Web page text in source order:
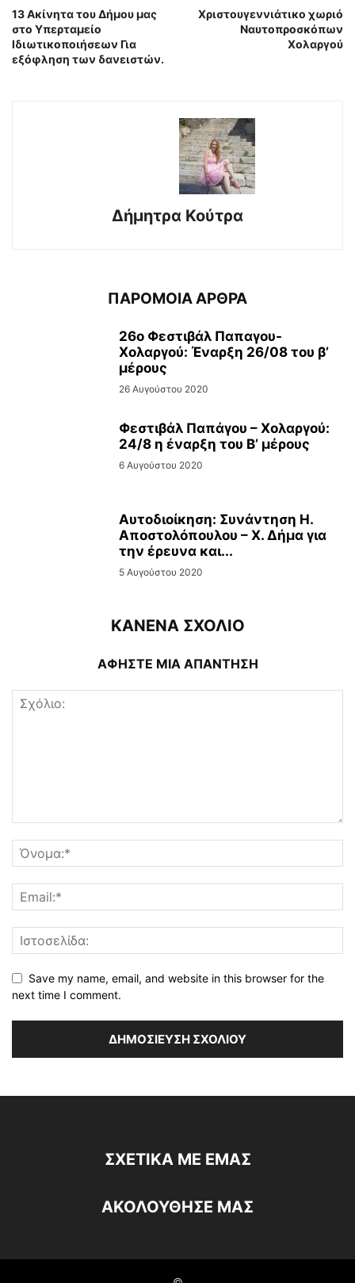
13 Ακίνητα του Δήμου μας
στο Υπερταμείο
Ιδιωτικοποιήσεων Για
εξόφληση των δανειστών.
Χριστουγεννιάτικο χωριό
Ναυτοπροσκόπων
Χολαργού
Δήμητρα Κούτρα
ΠΑΡΟΜΟΙΑ ΑΡΘΡΑ
26ο Φεστιβάλ Παπαγου-
Χολαργού: Έναρξη 26/08 του β’
μέρους
26 Αυγούστου 2020
Φεστιβάλ Παπάγου – Χολαργού:
24/8 η έναρξη του Β’ μέρους
6 Αυγούστου 2020
Αυτοδιοίκηση: Συνάντηση Η.
Αποστολόπουλου – Χ. Δήμα για
την έρευνα και...
5 Αυγούστου 2020
ΚΑΝΕΝΑ ΣΧΟΛΙΟ
ΑΦΗΣΤΕ ΜΙΑ ΑΠΑΝΤΗΣΗ
Save my name, email, and website in this browser for the
next time I comment.
ΣΧΕΤΙΚΆ ΜΕ ΕΜΆΣ
ΑΚΟΛΟΥΘΗΣΕ ΜΑΣ